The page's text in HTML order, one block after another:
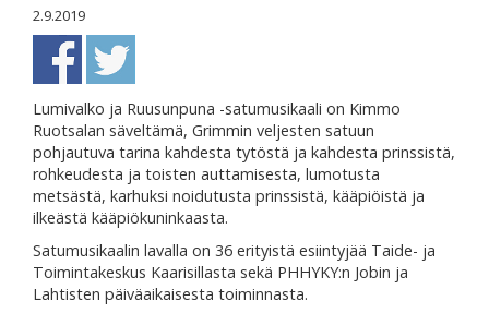
2.9.2019
Lumivalko ja Ruusunpuna -satumusikaali on Kimmo
Ruotsalan säveltämä, Grimmin veljesten satuun
pohjautuva tarina kahdesta tytöstä ja kahdesta prinssistä,
rohkeudesta ja toisten auttamisesta, lumotusta
metsästä, karhuksi noidutusta prinssistä, kääpiöistä ja
ilkeästä kääpiökuninkaasta.
Satumusikaalin lavalla on 36 erityistä esiintyjää Taide- ja
Toimintakeskus Kaarisillasta sekä PHHYKY:n Jobin ja
Lahtisten päiväaikaisesta toiminnasta.